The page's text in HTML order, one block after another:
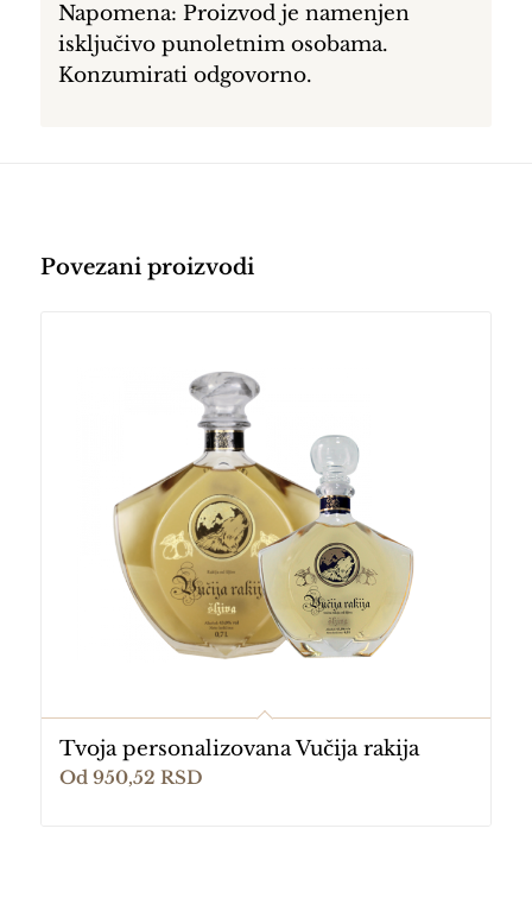
Napomena: Proizvod je namenjen
isključivo punoletnim osobama.
Konzumirati odgovorno.
Povezani proizvodi
5.00
Tvoja personalizovana Vučija rakija
Od 950,52 RSD